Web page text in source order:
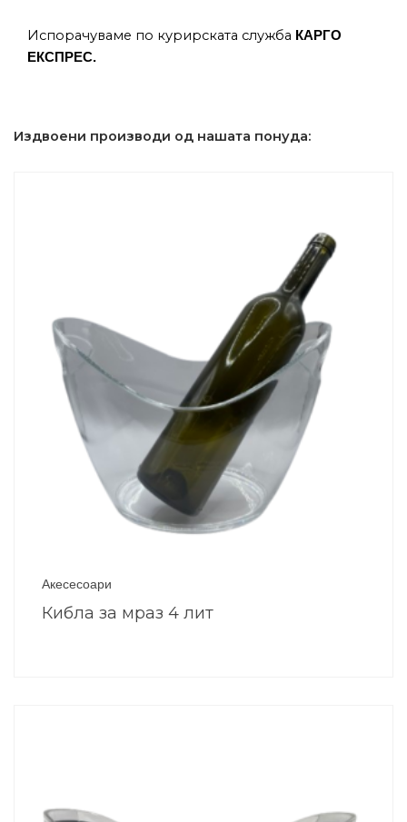
Испорачуваме по курирската служба КАРГО
ЕКСПРЕС.
Издвоени производи од нашата понуда:
Акесесоари
Кибла за мраз 4 лит